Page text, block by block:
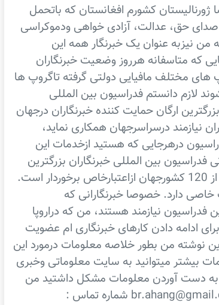
کشورم افغانستان که باتحمل
صدای حق، عدالت، آزادی خواهی ودموکراسی
من نیزبه عنوان یک خبرنگار همه این
که متاسفانه هرروز وضعیت خبرنگاران
های مختلف مافیایی دولتی گرفته تاگروپ ها
لازم دانستم فدراسیون بین المللی
ارگان حمایت کننده خبرنگاران درجهان
نیازمند درسراسرجهان همکاری نماید،
درهرجایی که هستید ازخدمات این
بین المللی خبرنگاران بزرگترین
ومعتبرترین کارت هویت برای خبرنگاران بوده ودربیش از 120 کشورجهان ازاعتبارخاص برخوردار است.
خاصی دارد. خصوصا خبرنگارانی که
فدراسیون نیازمند هستند، من که دراروپا
ادامه دادن کارهای خبرنگاری ام عضویت
نوشته من بطور خلاصه معلومات درمورد این
بیشتر میتوانید به سایت معلوماتی وخبری
به دست آوردن معلومات مشکل داشتید من
نیزمیتوانم برای شما معلومات ارائه نمایم.امیل : br.ahang@gmail.com شماره تماس :